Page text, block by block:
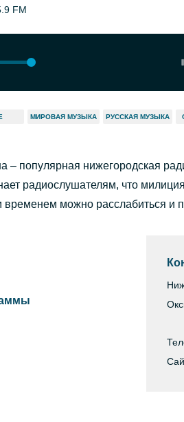
FM
МИРОВАЯ МУЗЫКА РУССКАЯ МУЗЫКА
– популярная нижегородская
радиослушателям, что
временем можно расслабиться и